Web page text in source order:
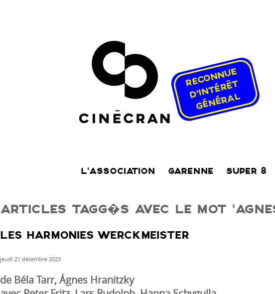
L’ASSOCIATION GARENNE SUPER 8
ARTICLES TAGG�S AVEC LE MOT
LES HARMONIES WERCKMEISTER
jeudi 21 décembre 2023
de Béla Tarr, Ágnes Hranitzky